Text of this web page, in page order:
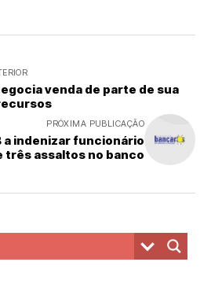
venda de parte de sua
PRÓXIMA PUBLICAÇÃO
a indenizar funcionário
três assaltos no banco